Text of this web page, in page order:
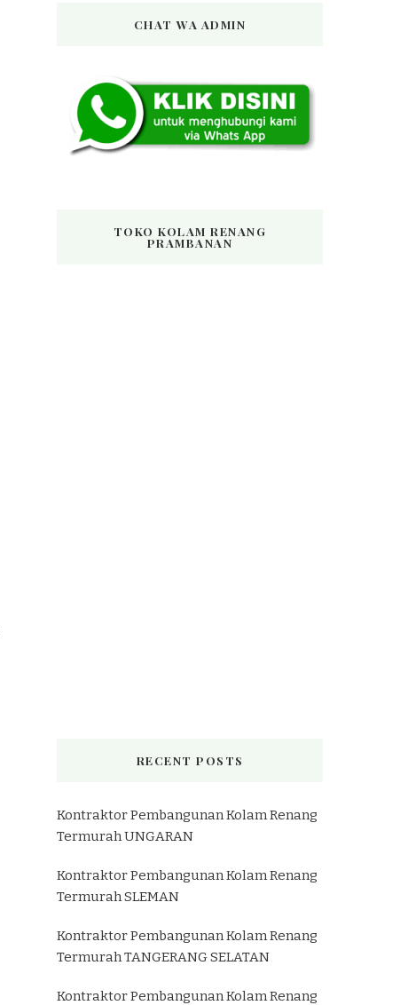
CHAT WA ADMIN
TOKO KOLAM RENANG
PRAMBANAN
RECENT POSTS
Kontraktor Pembangunan Kolam Renang
Termurah UNGARAN
Kontraktor Pembangunan Kolam Renang
Termurah SLEMAN
Kontraktor Pembangunan Kolam Renang
Termurah TANGERANG SELATAN
Kontraktor Pembangunan Kolam Renang